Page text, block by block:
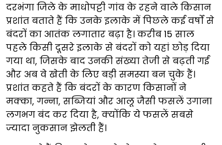
दरभंगा जिले के माधोपट्टी गांव के रहने वाले किसान
प्रशांत बताते हैं कि उनके इलाके में पिछले कई वर्षों से
बंदरों का आतंक लगातार बढ़ा है। करीब 15 साल
पहले किसी दूसरे इलाके से बंदरों को यहां छोड़ दिया
गया था, जिसके बाद उनकी संख्या तेजी से बढ़ती गई
और अब वे खेती के लिए बड़ी समस्या बन चुके हैं।
प्रशांत कहते हैं कि बंदरों के कारण किसानों ने
मक्का, गन्ना, सब्जियां और आलू जैसी फसलें उगाना
लगभग बंद कर दिया है, क्योंकि ये फसलें सबसे
ज्यादा नुकसान झेलती हैं।